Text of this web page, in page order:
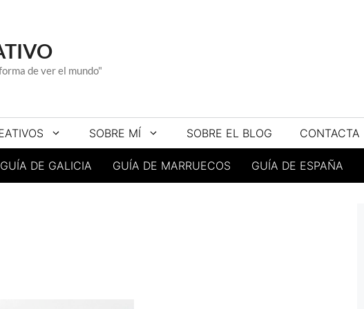
de ver el mundo"
SOBRE MÍ SOBRE EL BLOG CONTACTA
GUÍA DE GALICIA GUÍA DE MARRUECOS GUÍA DE ESPAÑA